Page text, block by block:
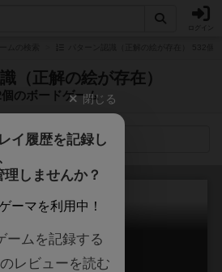
（正解の絵が存在）
個のボードゲーム
検索メニュー
コードネーム
Codenames
閉じる
イ履歴を記録し
しませんか？
ーマを利用中！
ームを記録する
レビューを読む